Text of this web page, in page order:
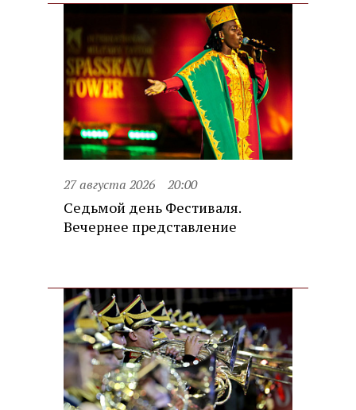
27 августа 2026 20:00
Седьмой день Фестиваля.
Вечернее представление